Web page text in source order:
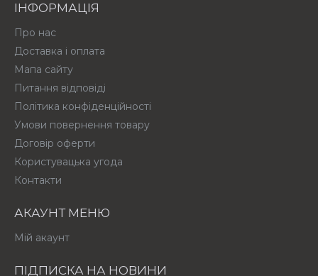
ІНФОРМАЦІЯ
Про нас
Доставка і оплата
Мапа сайту
Питання відповіді
Політика конфіденційності
Умови повернення товару
Договір оферти
Користувацька угода
Контакти
АКАУНТ МЕНЮ
Мій акаунт
ПІДПИСКА НА НОВИНИ